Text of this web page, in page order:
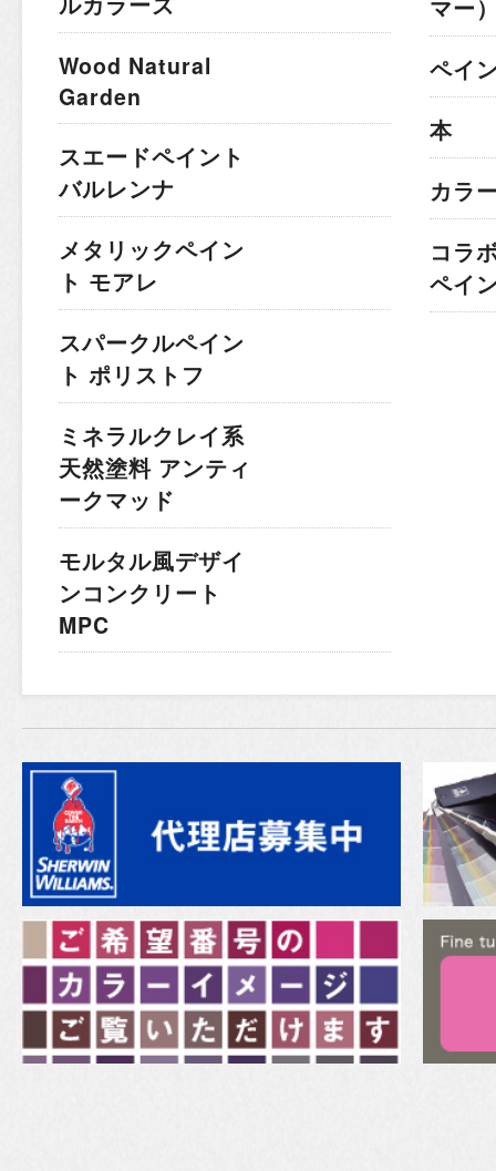
Wood Natural
Garden
スエードペイント
バルレンナ
メタリックペイン
ト モアレ
スパークルペイン
ト ポリストフ
ミネラルクレイ系
天然塗料 アンティ
ークマッド
モルタル風デザイ
ンコンクリート
MPC
マー
ペイ
本
カラ
コラ
ペイ